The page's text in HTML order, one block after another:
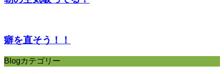
癖を直そう！！
Blogカテゴリー